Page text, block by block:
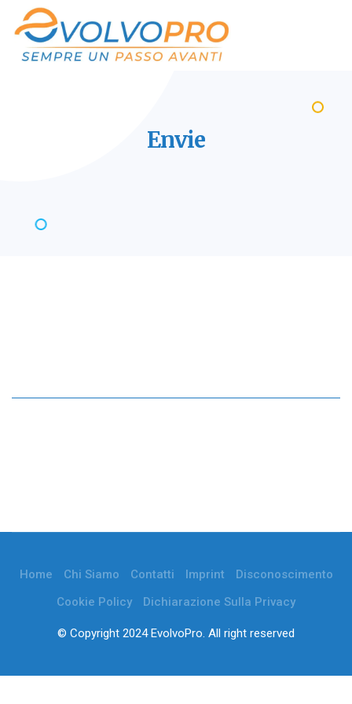
Envie
Home Chi Siamo Contatti Imprint
Disconoscimento
Cookie Policy
Dichiarazione Sulla Privacy
© Copyright 2024 EvolvoPro. All right reserved